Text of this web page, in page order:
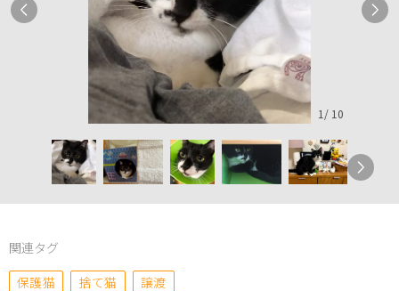
1 / 10
関連タグ
保護猫
捨て猫 譲渡